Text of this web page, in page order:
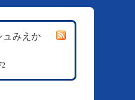
ュみえか